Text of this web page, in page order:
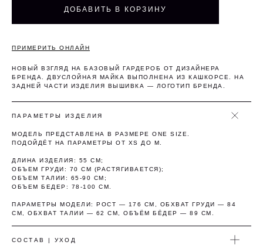
ДОБАВИТЬ В КОРЗИНУ
ПРИМЕРИТЬ ОНЛАЙН
НОВЫЙ ВЗГЛЯД НА БАЗОВЫЙ ГАРДЕРОБ ОТ ДИЗАЙНЕРА
БРЕНДА. ДВУСЛОЙНАЯ МАЙКА ВЫПОЛНЕНА ИЗ КАШКОРСЕ. НА
ЗАДНЕЙ ЧАСТИ ИЗДЕЛИЯ ВЫШИВКА — ЛОГОТИП БРЕНДА.
ПАРАМЕТРЫ ИЗДЕЛИЯ
МОДЕЛЬ ПРЕДСТАВЛЕНА В РАЗМЕРЕ ONE SIZE.
ПОДОЙДЁТ НА ПАРАМЕТРЫ ОТ XS ДО M.
ДЛИНА ИЗДЕЛИЯ: 55 СМ;
ОБЪЕМ ГРУДИ: 70 СМ (РАСТЯГИВАЕТСЯ);
ОБЪЕМ ТАЛИИ: 65-90 СМ;
ОБЪЕМ БЕДЕР: 78-100 СМ.
ПАРАМЕТРЫ МОДЕЛИ: РОСТ — 176 СМ, ОБХВАТ ГРУДИ — 84
СМ, ОБХВАТ ТАЛИИ — 62 СМ, ОБЪЁМ БЁДЕР — 89 СМ.
СОСТАВ | УХОД
картой любого банка, остальное — тремя
платежами раз в две недели.
Оплата
25%
Через 2
25% 25%
Без комиссий и переплат
Как обычная оплата картой